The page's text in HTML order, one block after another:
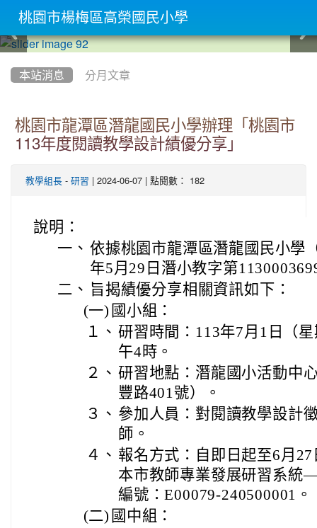
本站消息 分月文章
桃園市龍潭區潛龍國民小學辦理「桃園市
113年度閱讀教學設計績優分享」
教學組長 - 研習 | 2024-06-07 | 點閱數： 182
說明：
一、 依據桃園市龍潭區潛龍國民小學
年5月29日潛小教字第
二、 旨揭績優分享相關資訊如下：
(一) 國小組：
１、 研習時間：113年7月1日（
午4時。
２、 研習地點：潛龍國小活動中
豐路401號）。
３、 參加人員：對閱讀教學設計
師。
４、 報名方式：自即日起至6月
本市教師專業發展研習系統
編號：E00079-240500001。
(二) 國中組：
桃園市楊梅區高榮國民小學